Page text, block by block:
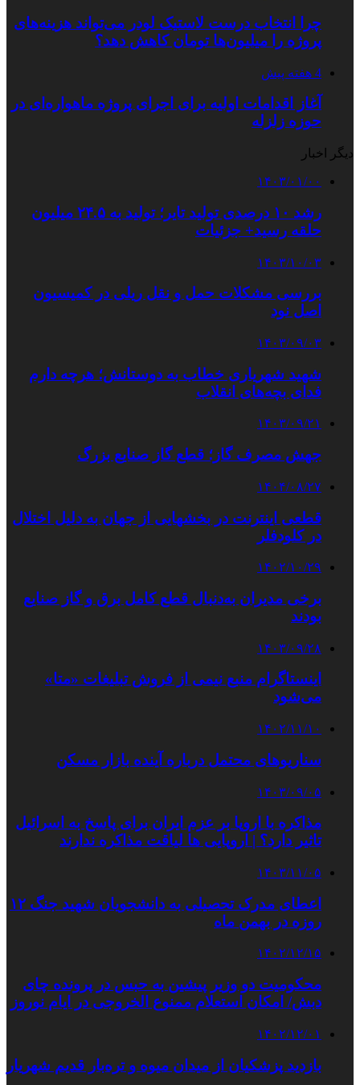
چرا انتخاب درست لاستیک لودر می‌تواند هزینه‌های
پروژه را میلیون‌ها تومان کاهش دهد؟
4 هفته پیش
آغاز اقدامات اولیه برای اجرای پروژه ماهواره‌ای در
حوزه زلزله
دیگر اخبار
۱۴۰۳/۰۱/۰۰
رشد ۱۰ درصدی تولید تایر؛ تولید به ۲۴.۵ میلیون
حلقه رسید+ جزئیات
۱۴۰۳/۱۰/۰۳
بررسی مشکلات حمل و نقل ریلی در کمیسیون
اصل نود
۱۴۰۳/۰۹/۰۳
شهید شهریاری خطاب به دوستانش؛ هرچه دارم
فدای بچه‌های انقلاب
۱۴۰۳/۰۹/۲۱
جهش مصرف گاز؛ قطع گاز صنایع بزرگ
۱۴۰۴/۰۸/۲۷
قطعی اینترنت در بخشهایی از جهان به دلیل اختلال
در کلودفلر
۱۴۰۲/۱۰/۲۹
برخی مدیران به‌دنبال قطع کامل برق و گاز صنایع
بودند
۱۴۰۳/۰۹/۲۸
اینستاگرام منبع نیمی از فروش تبلیغات «متا»
می‌شود
۱۴۰۲/۱۱/۱۰
سناریوهای محتمل درباره آینده بازار مسکن
۱۴۰۳/۰۹/۰۵
مذاکره با اروپا بر عزم ایران برای پاسخ به اسرائیل
تاثیر دارد؟ | اروپایی‌ ها لیاقت مذاکره ندارند
۱۴۰۳/۱۱/۰۵
اعطای مدرک تحصیلی به دانشجویان شهید جنگ ۱۲
روزه در بهمن ماه
۱۴۰۲/۱۲/۱۵
محکومیت دو وزیر پیشین به حبس در پرونده چای
دبش/ امکان استعلام ممنوع الخروجی در ایام نوروز
۱۴۰۲/۱۲/۰۱
بازدید پزشکیان از میدان میوه و تره‌بار قدیم شهریار